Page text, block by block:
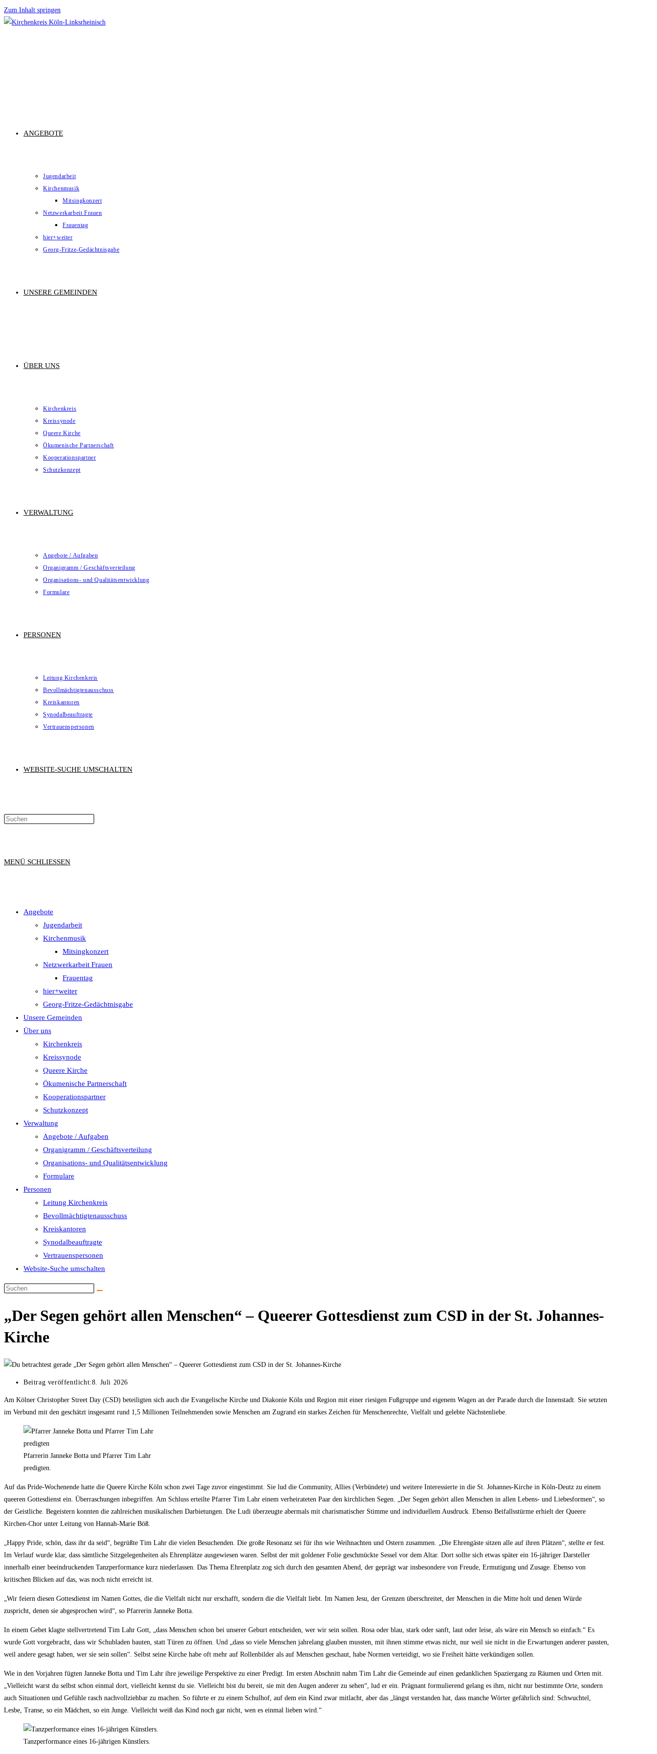
Zum Inhalt springen
ANGEBOTE
Jugendarbeit
Kirchenmusik
Mitsingkonzert
Netzwerkarbeit Frauen
Frauentag
hier+weiter
Georg-Fritze-Gedächtnisgabe
UNSERE GEMEINDEN
ÜBER UNS
Kirchenkreis
Kreissynode
Queere Kirche
Ökumenische Partnerschaft
Kooperationspartner
Schutzkonzept
VERWALTUNG
Angebote / Aufgaben
Organigramm / Geschäftsverteilung
Organisations- und Qualitätsentwicklung
Formulare
PERSONEN
Leitung Kirchenkreis
Bevollmächtigtenausschuss
Kreiskantoren
Synodalbeauftragte
Vertrauenspersonen
WEBSITE-SUCHE UMSCHALTEN
MENÜ SCHLIESSEN
Angebote
Jugendarbeit
Kirchenmusik
Mitsingkonzert
Netzwerkarbeit Frauen
Frauentag
hier+weiter
Georg-Fritze-Gedächtnisgabe
Unsere Gemeinden
Über uns
Kirchenkreis
Kreissynode
Queere Kirche
Ökumenische Partnerschaft
Kooperationspartner
Schutzkonzept
Verwaltung
Angebote / Aufgaben
Organigramm / Geschäftsverteilung
Organisations- und Qualitätsentwicklung
Formulare
Personen
Leitung Kirchenkreis
Bevollmächtigtenausschuss
Kreiskantoren
Synodalbeauftragte
Vertrauenspersonen
Website-Suche umschalten
„Der Segen gehört allen Menschen“ – Queerer Gottesdienst zum CSD in der St. Johannes-
Kirche
Beitrag veröffentlicht:8. Juli 2026
Am Kölner Christopher Street Day (CSD) beteiligten sich auch die Evangelische Kirche und Diakonie Köln und Region mit einer riesigen Fußgruppe und eigenem Wagen an der Parade durch die Innenstadt. Sie setzten
im Verbund mit den geschätzt insgesamt rund 1,5 Millionen Teilnehmenden sowie Menschen am Zugrand ein starkes Zeichen für Menschenrechte, Vielfalt und gelebte Nächstenliebe.
Pfarrerin Janneke Botta und Pfarrer Tim Lahr
predigten.
Auf das Pride-Wochenende hatte die Queere Kirche Köln schon zwei Tage zuvor eingestimmt. Sie lud die Community, Allies (Verbündete) und weitere Interessierte in die St. Johannes-Kirche in Köln-Deutz zu einem
queeren Gottesdienst ein. Überraschungen inbegriffen. Am Schluss erteilte Pfarrer Tim Lahr einem verheirateten Paar den kirchlichen Segen. „Der Segen gehört allen Menschen in allen Lebens- und Liebesformen“, so
der Geistliche. Begeistern konnten die zahlreichen musikalischen Darbietungen. Die Ludi überzeugte abermals mit charismatischer Stimme und individuellem Ausdruck. Ebenso Beifallsstürme erhielt der Queere
Kirchen-Chor unter Leitung von Hannah-Marie Böß.
„Happy Pride, schön, dass ihr da seid“, begrüßte Tim Lahr die vielen Besuchenden. Die große Resonanz sei für ihn wie Weihnachten und Ostern zusammen. „Die Ehrengäste sitzen alle auf ihren Plätzen“, stellte er fest.
Im Verlauf wurde klar, dass sämtliche Sitzgelegenheiten als Ehrenplätze ausgewiesen waren. Selbst der mit goldener Folie geschmückte Sessel vor dem Altar. Dort sollte sich etwas später ein 16-jähriger Darsteller
innerhalb einer beeindruckenden Tanzperformance kurz niederlassen. Das Thema Ehrenplatz zog sich durch den gesamten Abend, der geprägt war insbesondere von Freude, Ermutigung und Zusage. Ebenso von
kritischen Blicken auf das, was noch nicht erreicht ist.
„Wir feiern diesen Gottesdienst im Namen Gottes, die die Vielfalt nicht nur erschafft, sondern die die Vielfalt liebt. Im Namen Jesu, der Grenzen überschreitet, der Menschen in die Mitte holt und denen Würde
zuspricht, denen sie abgesprochen wird“, so Pfarrerin Janneke Botta.
In einem Gebet klagte stellvertretend Tim Lahr Gott, „dass Menschen schon bei unserer Geburt entscheiden, wer wir sein sollen. Rosa oder blau, stark oder sanft, laut oder leise, als wäre ein Mensch so einfach.“ Es
wurde Gott vorgebracht, dass wir Schubladen bauten, statt Türen zu öffnen. Und „dass so viele Menschen jahrelang glauben mussten, mit ihnen stimme etwas nicht, nur weil sie nicht in die Erwartungen anderer passten,
weil andere gesagt haben, wer sie sein sollen“. Selbst seine Kirche habe oft mehr auf Rollenbilder als auf Menschen geschaut, habe Normen verteidigt, wo sie Freiheit hätte verkündigen sollen.
Wie in den Vorjahren fügten Janneke Botta und Tim Lahr ihre jeweilige Perspektive zu einer Predigt. Im ersten Abschnitt nahm Tim Lahr die Gemeinde auf einen gedanklichen Spaziergang zu Räumen und Orten mit.
„Vielleicht warst du selbst schon einmal dort, vielleicht kennst du sie. Vielleicht bist du bereit, sie mit den Augen anderer zu sehen“, lud er ein. Prägnant formulierend gelang es ihm, nicht nur bestimmte Orte, sondern
auch Situationen und Gefühle rasch nachvollziehbar zu machen. So führte er zu einem Schulhof, auf dem ein Kind zwar mitlacht, aber das „längst verstanden hat, dass manche Wörter gefährlich sind: Schwuchtel,
Lesbe, Transe, so ein Mädchen, so ein Junge. Vielleicht weiß das Kind noch gar nicht, wen es einmal lieben wird.“
Tanzperformance eines 16-jährigen Künstlers.